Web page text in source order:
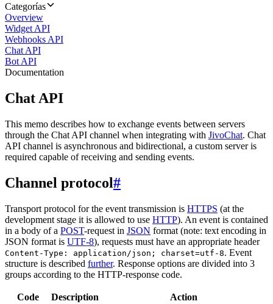
Categorías
Overview
Widget API
Webhooks API
Chat API
Bot API
Documentation
Chat API
This memo describes how to exchange events between servers
through the Chat API channel when integrating with JivoChat. Chat
API channel is asynchronous and bidirectional, a custom server is
required capable of receiving and sending events.
Channel protocol#
Transport protocol for the event transmission is HTTPS (at the
development stage it is allowed to use HTTP). An event is contained
in a body of a POST-request in JSON format (note: text encoding in
JSON format is UTF-8), requests must have an appropriate header
Content-Type: application/json; charset=utf-8. Event
structure is described further. Response options are divided into 3
groups according to the HTTP-response code.
Code Description Action